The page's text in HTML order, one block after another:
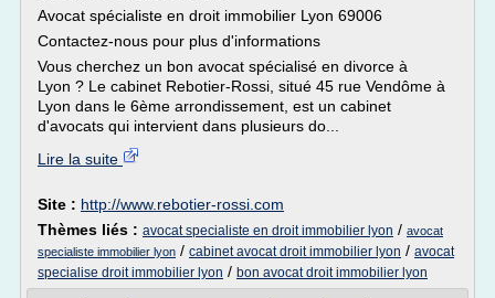
Avocat spécialiste en droit immobilier Lyon 69006
Contactez-nous pour plus d'informations
Vous cherchez un bon avocat spécialisé en divorce à
Lyon ? Le cabinet Rebotier-Rossi, situé 45 rue Vendôme à
Lyon dans le 6ème arrondissement, est un cabinet
d'avocats qui intervient dans plusieurs do...
Lire la suite
Site : http://www.rebotier-rossi.com
Thèmes liés : avocat specialiste en droit immobilier lyon / avocat
specialiste immobilier lyon / cabinet avocat droit immobilier lyon / avocat
specialise droit immobilier lyon / bon avocat droit immobilier lyon